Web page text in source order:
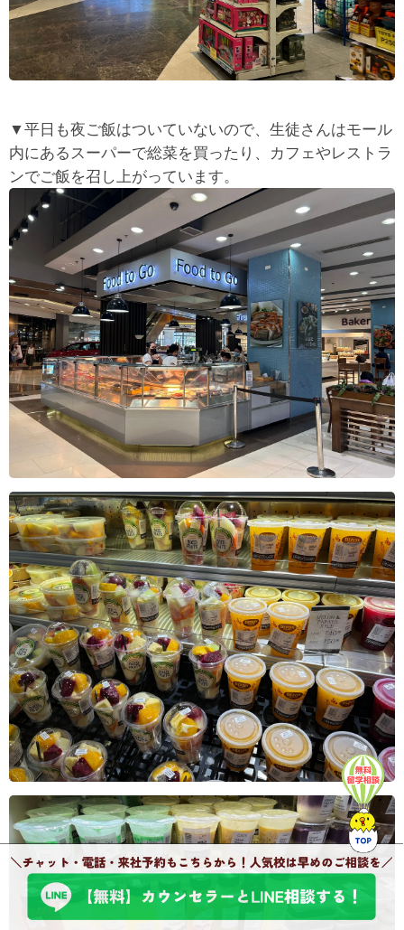
▼平日も夜ご飯はついていないので、生徒さんはモール
内にあるスーパーで総菜を買ったり、カフェやレストラ
ンでご飯を召し上がっています。